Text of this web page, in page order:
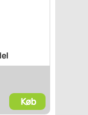
Køb